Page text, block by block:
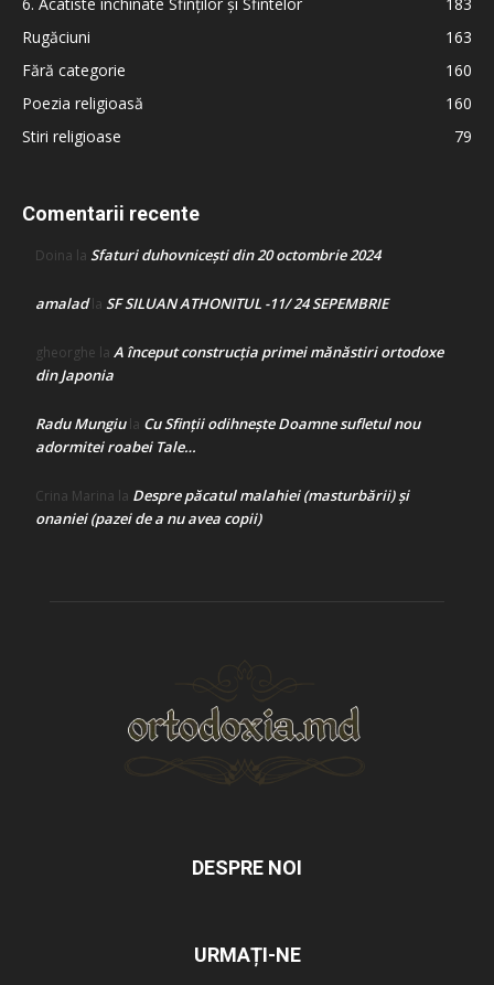
Rugăciuni
163
Fără categorie
160
Poezia religioasă
160
Stiri religioase
79
Comentarii recente
Doina la Sfaturi duhovnicești din 20 octombrie 2024
amaladla SF SILUAN ATHONITUL -11/ 24 SEPEMBRIE
gheorghe la A început construcţia primei mănăstiri ortodoxe
din Japonia
Radu Mungiula Cu Sfinții odihnește Doamne sufletul nou
adormitei roabei Tale…
Crina Marina la Despre păcatul malahiei (masturbării) şi
onaniei (pazei de a nu avea copii)
DESPRE NOI
URMAȚI-NE